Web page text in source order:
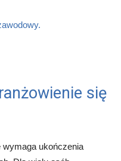
się
wymaga ukończenia